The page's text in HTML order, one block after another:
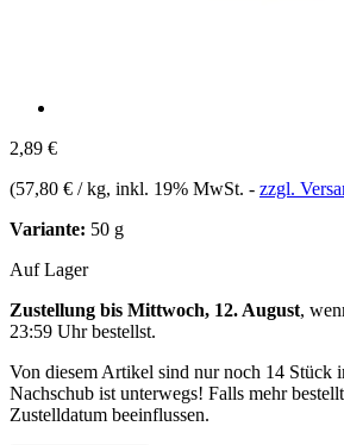
2,89 €
(57,80 € / kg, inkl. 19% MwSt. - zzgl.
Variante: 50 g
Auf Lager
Zustellung bis Mittwoch, 12. August,
23:59 Uhrbestellst.
Von diesem Artikel sind nur noch 14 Stück
Nachschub ist unterwegs! Falls mehr
Zustelldatum beeinflussen.